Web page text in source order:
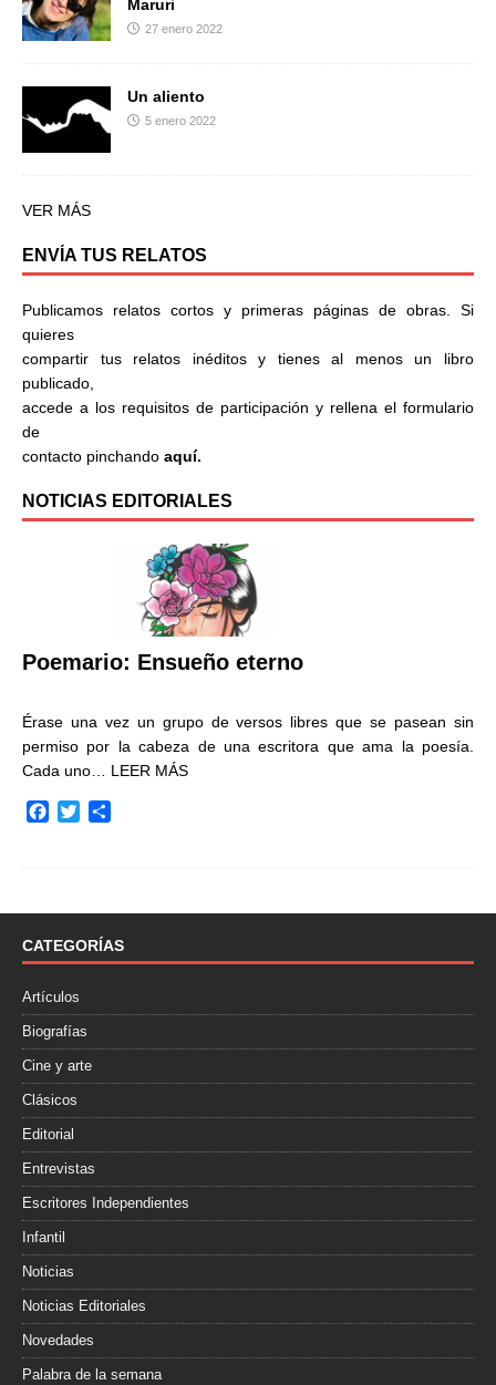
Maruri
27 enero 2022
Un aliento
5 enero 2022
VER MÁS
ENVÍA TUS RELATOS
Publicamos relatos cortos y primeras páginas de obras. Si
quieres
compartir tus relatos inéditos y tienes al menos un libro
publicado,
accede a los requisitos de participación y rellena el formulario
de
contacto pinchando aquí.
NOTICIAS EDITORIALES
Poemario: Ensueño eterno
Érase una vez un grupo de versos libres que se pasean sin
permiso por la cabeza de una escritora que ama la poesía.
Cada uno… LEER MÁS
o
k
r
t
i
CATEGORÍAS
Artículos
Biografías
Cine y arte
Clásicos
Editorial
Entrevistas
Escritores Independientes
Infantil
Noticias
Noticias Editoriales
Novedades
Palabra de la semana